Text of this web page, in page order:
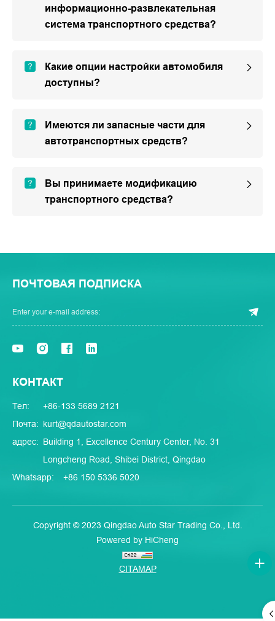
информационно-развлекательная
система транспортного средства?
Какие опции настройки автомобиля
доступны?
Имеются ли запасные части для
автотранспортных средств?
Вы принимаете модификацию
транспортного средства?
ПОЧТОВАЯ ПОДПИСКА
КОНТАКТ
Тел:
+86-133 5689 2121
Почта: kurt@qdautostar.com
адрес: Building 1, Excellence Century Center, No. 31
Longcheng Road, Shibei District, Qingdao
Whatsapp:
+86 150 5336 5020
Copyright © 2023 Qingdao Auto Star Trading Co., Ltd.
Powered by HiCheng
CITAMAP